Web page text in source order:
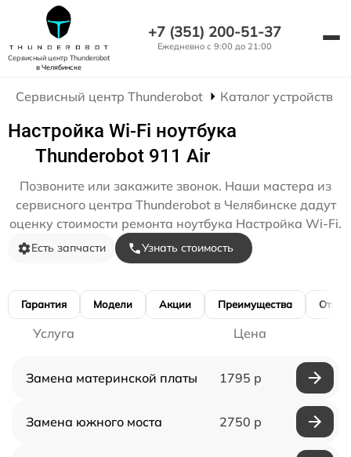
Сервисный центр Thunderobot
в Челябинске
+7 (351) 200-51-37
Ежедневно с 9:00 до 21:00
Сервисный центр Thunderobot Каталог устройств
Настройка Wi-Fi ноутбука
Thunderobot 911 Air
Позвоните или закажите звонок. Наши мастера из
сервисного центра Thunderobot в Челябинске дадут
оценку стоимости ремонта ноутбука Настройка Wi-Fi.
Есть запчасти Узнать стоимость
Гарантия Модели Акции Преимущества
Услуга Цена
Замена материнской платы 1795 р
Замена южного моста 2750 р